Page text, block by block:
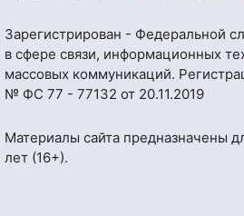
Зарегистрирован - Федеральной
в сфере связи, информационных
массовых коммуникаций.
№ ФС 77 - 77132 от 20.11.2019
Материалы сайта предназначены
лет (16+).